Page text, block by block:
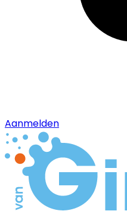
Aanmelden